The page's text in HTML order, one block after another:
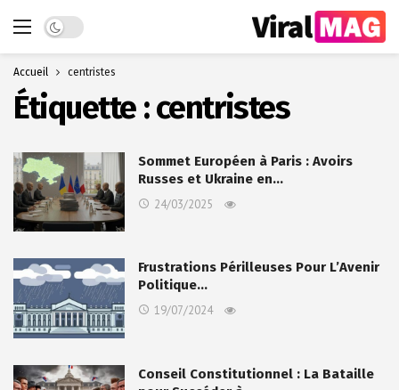
Dark mode
Accueil centristes
Étiquette :centristes
Sommet Européen à Paris : Avoirs
Russes et Ukraine en…
24/03/2025
Frustrations Périlleuses Pour L’Avenir
Politique…
19/07/2024
Conseil Constitutionnel : La Bataille